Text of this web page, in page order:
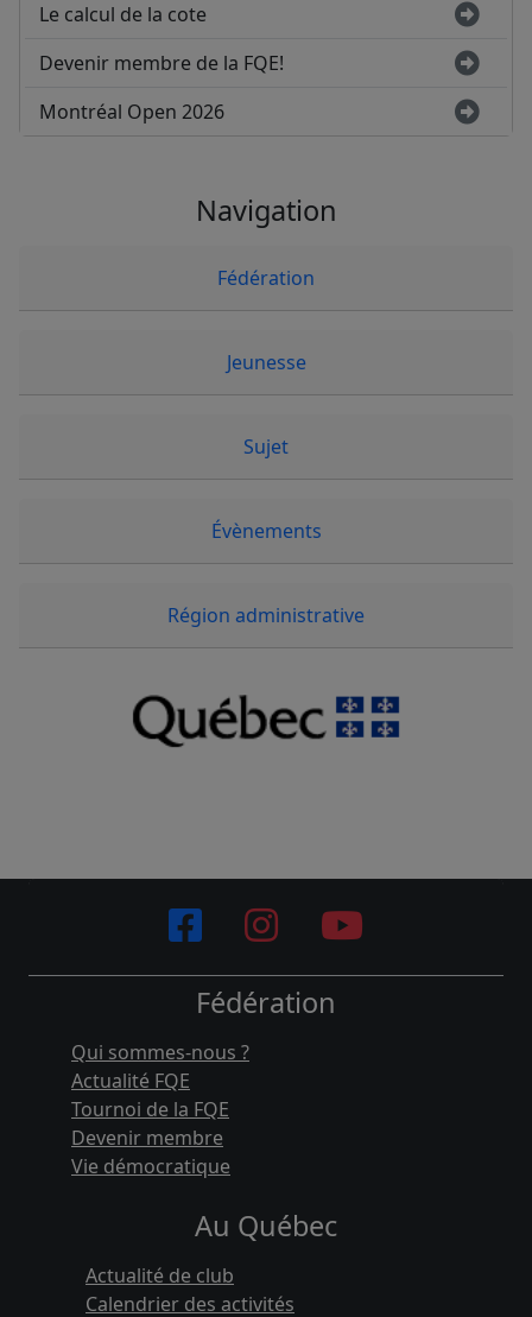
Le calcul de la cote
Devenir membre de la FQE!
Montréal Open 2026
Navigation
Fédération
Jeunesse
Sujet
Évènements
Région administrative
Fédération
Qui sommes-nous ?
Actualité FQE
Tournoi de la FQE
Devenir membre
Vie démocratique
Au Québec
Actualité de club
Calendrier des activités